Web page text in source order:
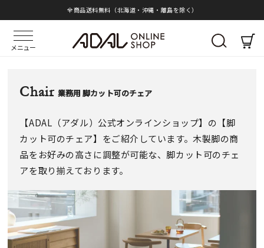
全商品送料無料（北海道・沖縄・離島を除く）
メニュー
Chair 業務用 脚カット可のチェア
【ADAL（アダル）公式オンラインショップ】の【脚
カット可のチェア】をご紹介しています。木製脚の商
品をお好みの高さに調整が可能な、脚カット可のチェ
アを取り揃えております。